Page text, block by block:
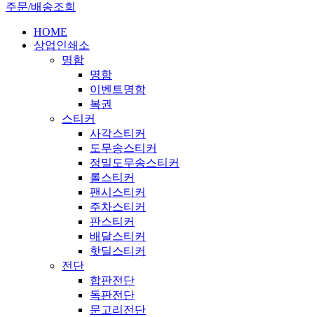
주문/배송조회
HOME
상업인쇄소
명함
명함
이벤트명함
복권
스티커
사각스티커
도무송스티커
정밀도무송스티커
롤스티커
팬시스티커
주차스티커
판스티커
배달스티커
핫딜스티커
전단
합판전단
독판전단
문고리전단